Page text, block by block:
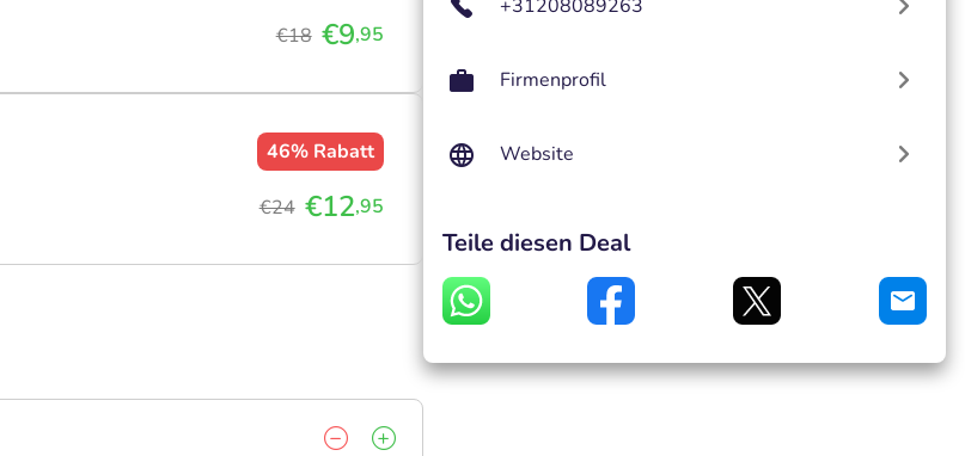
€18 €9,95
46% Rabatt
€24 €12,95
+31208089263
Firmenprofil
Website
Teile diesen Deal